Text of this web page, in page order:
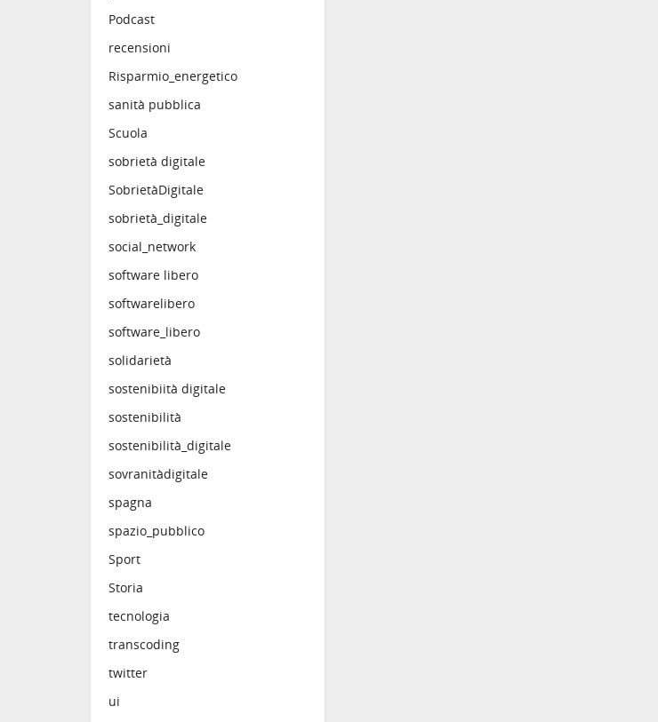
Podcast
recensioni
Risparmio_energetico
sanità pubblica
Scuola
sobrietà digitale
SobrietàDigitale
sobrietà_digitale
social_network
software libero
softwarelibero
software_libero
solidarietà
sostenibiità digitale
sostenibilità
sostenibilità_digitale
sovranitàdigitale
spagna
spazio_pubblico
Sport
Storia
tecnologia
transcoding
twitter
ui